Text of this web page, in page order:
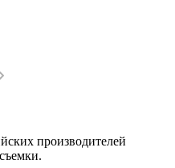
производителей